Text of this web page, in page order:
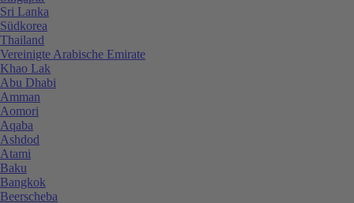
Sri Lanka
Südkorea
Thailand
Vereinigte Arabische Emirate
Khao Lak
Abu Dhabi
Amman
Aomori
Aqaba
Ashdod
Atami
Baku
Bangkok
Beerscheba